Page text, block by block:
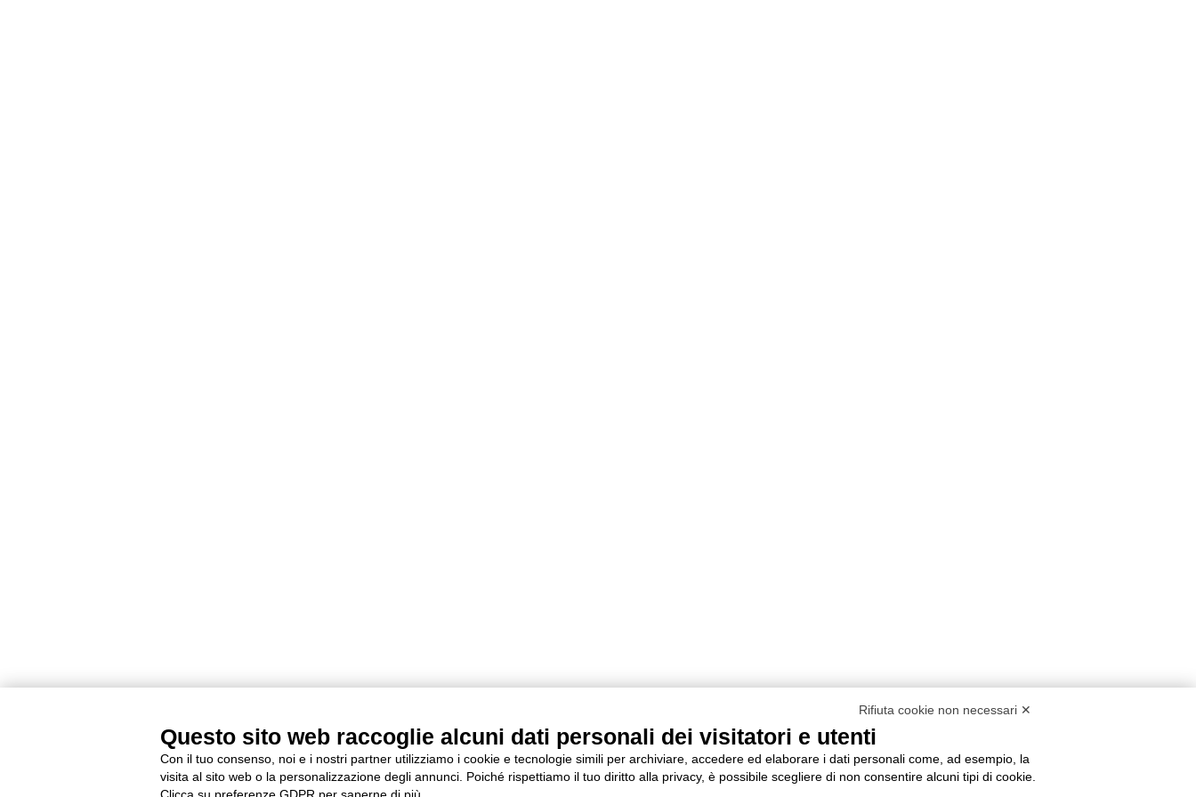
Rifiuta cookie non necessari ✕
Questo sito web raccoglie alcuni dati personali dei visitatori e utenti
Con il tuo consenso, noi e i nostri partner utilizziamo i cookie e tecnologie simili per archiviare, accedere ed elaborare i dati personali come, ad esempio, la
visita al sito web o la personalizzazione degli annunci. Poiché rispettiamo il tuo diritto alla privacy, è possibile scegliere di non consentire alcuni tipi di cookie.